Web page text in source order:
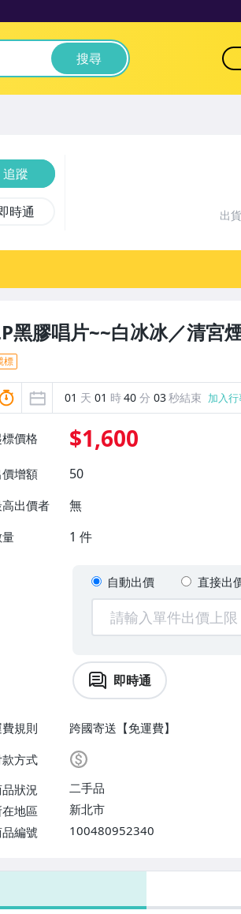
搜尋
黑膠唱片~~白冰冰／清宮
標
01 天 01 時40 分 01秒結束 加入
標價格 $1,600
價增額 50
出價者 無
1 件
自動出價 直接出
即時通
規則
跨國寄送【免運費】
方式
狀況
二手品
在地區
新北市
編號
100480952340
追蹤
時通 出